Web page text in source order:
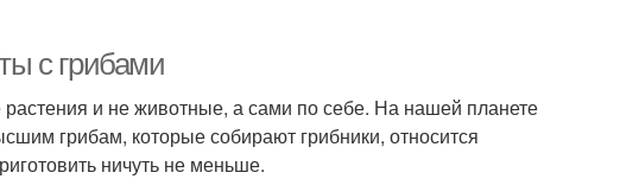
с грибами
и не животные, а сами по себе. На нашей планете
грибам, которые собирают грибники, относится
ничуть не меньше.